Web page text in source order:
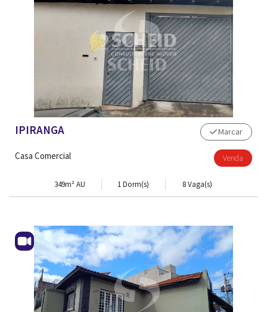
IPIRANGA
Casa Comercial
Marcar
Venda
349m² AU 1 Dorm(s) 8 Vaga(s)